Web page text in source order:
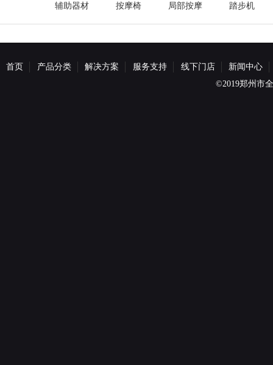
辅助器材 按摩椅 局部按摩 踏步机
首页 产品分类 解决方案 服务支持 线下门店
新闻中心
©2019郑州市